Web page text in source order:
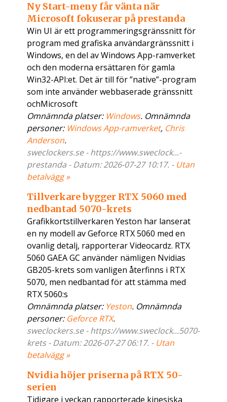
Ny Start-meny får vänta när
Microsoft fokuserar på prestanda
Win UI är ett programmeringsgränssnitt för
program med grafiska användargränssnitt i
Windows, en del av Windows App-ramverket
och den moderna ersättaren för gamla
Win32-API:et. Det är till för ”native”-program
som inte använder webbaserade gränssnitt
ochMicrosoft
Omnämnda platser: Windows. Omnämnda
personer: Windows App-ramverket, Chris
Anderson.
sweclockers.se - https://www.sweclock...-
prestanda - Datum: 2026-07-27 10:17. - Utan
betalvägg »
Tillverkare bygger RTX 5060 med
nedbantad 5070-krets
Grafikkortstillverkaren Yeston har lanserat
en ny modell av Geforce RTX 5060 med en
ovanlig detalj, rapporterar Videocardz. RTX
5060 GAEA GC använder nämligen Nvidias
GB205-krets som vanligen återfinns i RTX
5070, men nedbantad för att stämma med
RTX 5060:s
Omnämnda platser: Yeston. Omnämnda
personer: Geforce RTX.
sweclockers.se - https://www.sweclock...5070-
krets - Datum: 2026-07-27 06:17. - Utan
betalvägg »
Nvidia höjer priserna på RTX 50-
serien
Tidigare i veckan rapporterade kinesiska